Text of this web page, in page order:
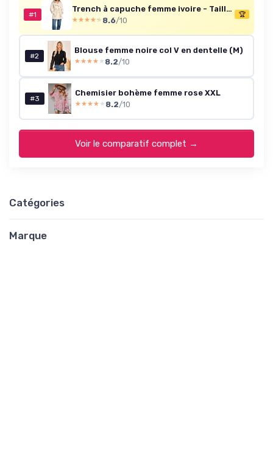
#1
Trench à capuche femme ivoire - Taille 42 (M)
★★★★★
★★★★★ 8.6/10
🏆
#2
Blouse femme noire col V en dentelle (M)
★★★★★
★★★★★ 8.2/10
#3
Chemisier bohème femme rose XXL
★★★★★
★★★★★ 8.2/10
Voir le comparatif complet →
Catégories
Marque